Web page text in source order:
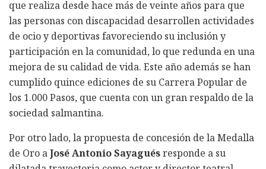
que realiza desde hace más de veinte años para que
las personas con discapacidad desarrollen actividades
de ocio y deportivas favoreciendo su inclusión y
participación en la comunidad, lo que redunda en una
mejora de su calidad de vida. Este año además se han
cumplido quince ediciones de su Carrera Popular de
los 1.000 Pasos, que cuenta con un gran respaldo de la
sociedad salmantina.
Por otro lado, la propuesta de concesión de la Medalla
de Oro aJosé Antonio Sayaguésresponde a su